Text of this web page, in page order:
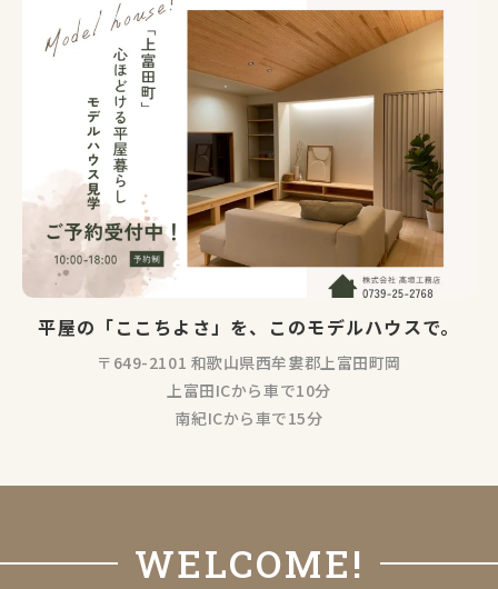
平屋の「ここちよさ」を、このモデルハウスで。
〒649-2101 和歌山県西牟婁郡上富田町岡
上富田ICから車で10分
南紀ICから車で15分
WELCOME!